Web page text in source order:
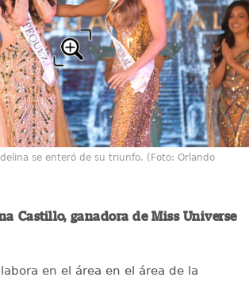
se enteró de su triunfo. (Foto: Orlando
Castillo, ganadora de Miss Universe
en el área en el área de la